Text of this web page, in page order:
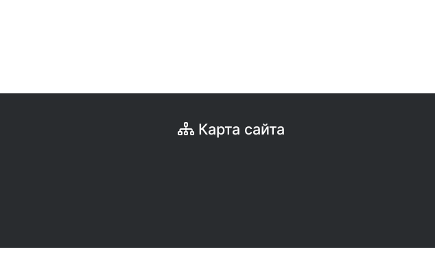
Карта сайта